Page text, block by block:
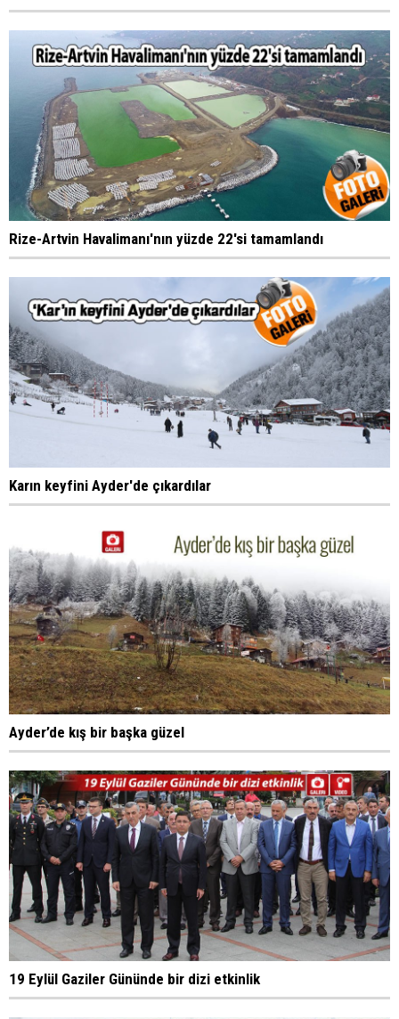
Rize-Artvin Havalimanı'nın yüzde 22'si tamamlandı
Karın keyfini Ayder'de çıkardılar
Ayder’de kış bir başka güzel
19 Eylül Gaziler Gününde bir dizi etkinlik